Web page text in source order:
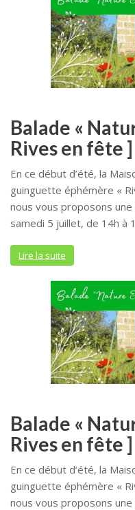
Balade «
Rives en fête ]
En ce début d’été, la
guinguette éphémère «
nous vous proposons
samedi 5 juillet, de 14h à
Lire la suite
Balade «
Rives en fête ]
En ce début d’été, la
guinguette éphémère «
nous vous proposons